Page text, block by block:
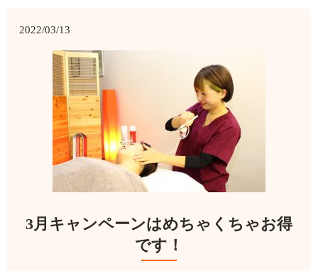
2022/03/13
3月キャンペーンはめちゃくちゃお得
です！